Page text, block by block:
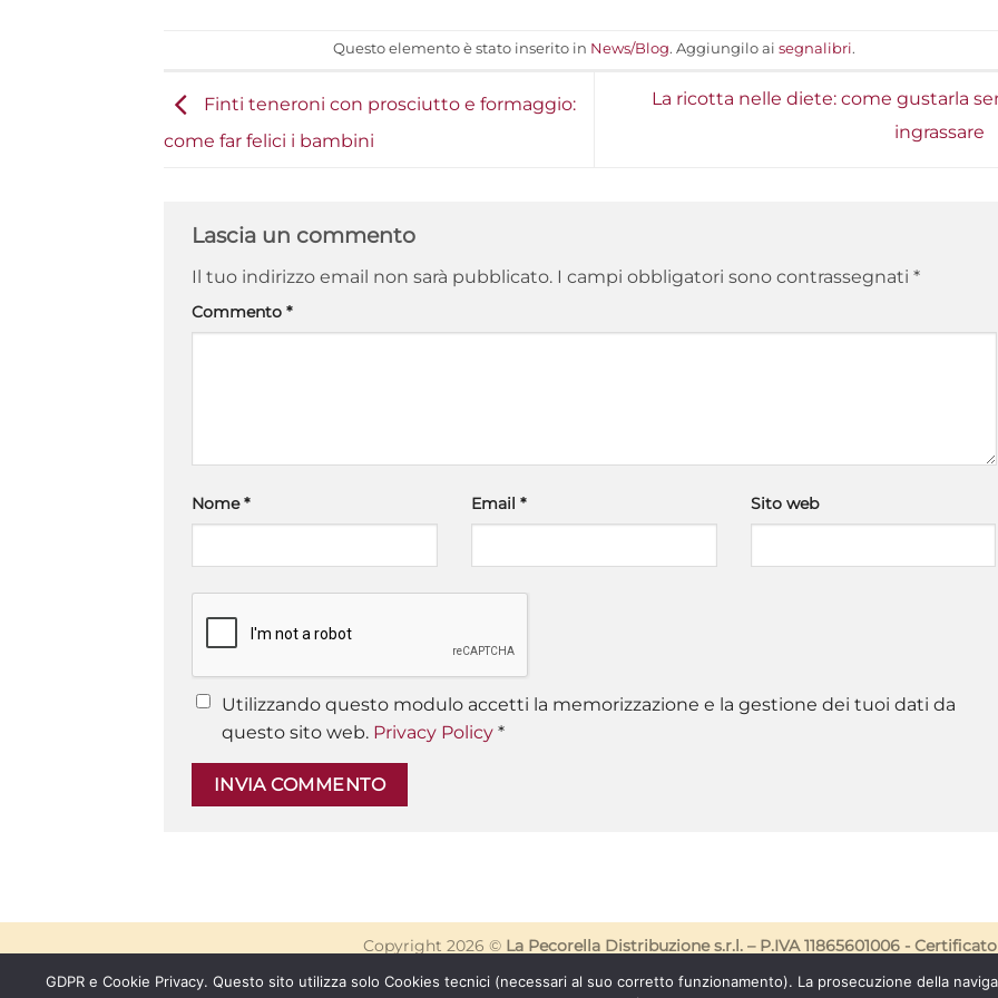
Questo elemento è stato inserito in News/Blog. Aggiungilo ai segnalibri.
Finti teneroni con prosciutto e formaggio:
come far felici i bambini
La ricotta nelle diete: come gustarla
ingrassare
Lascia un commento
Il tuo indirizzo email non sarà pubblicato. I campi obbligatori sono contrassegnati *
Commento *
Nome* Email * Sito web
Utilizzando questo modulo accetti la memorizzazione e la gestione dei tuoi dati da
questo sito web. Privacy Policy *
Copyright 2026 © La Pecorella Distribuzione s.r.l. – P.IVA 11865601006 - Certificato
GDPR e Cookie Privacy. Questo sito utilizza solo Cookies tecnici (necessari al suo corretto funzionamento). La prosecuzione della